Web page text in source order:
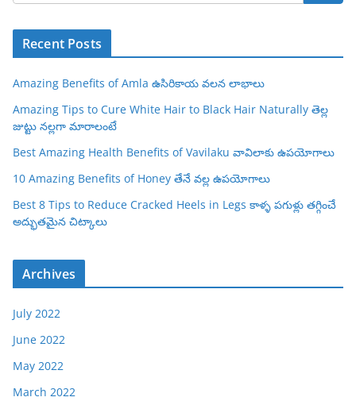
Recent Posts
Amazing Benefits of Amla ఉసిరికాయ వలన లాభాలు
Amazing Tips to Cure White Hair to Black Hair Naturally తెల్ల
జుట్టు నల్లగా మారాలంటే
Best Amazing Health Benefits of Vavilaku వావిలాకు ఉపయోగాలు
10 Amazing Benefits of Honey తేనే వల్ల ఉపయోగాలు
Best 8 Tips to Reduce Cracked Heels in Legs కాళ్ళ పగుళ్లు తగ్గించే
అద్భుతమైన చిట్కాలు
Archives
July 2022
June 2022
May 2022
March 2022